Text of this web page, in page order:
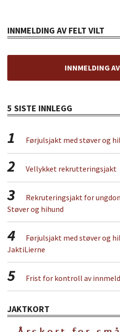
INNMELDING AV FELT VILT
INNMELDING
5 SISTE INNLEGG
1 Førjulsjakt med støver og
2 Vellykket rekrutteringsjakt
3
Rekruteringsjakt for
Støver og hihund
4
Førjulsjakt med støver og
JaktiLierne
5 Frist for kontroll av
JAKTKORT